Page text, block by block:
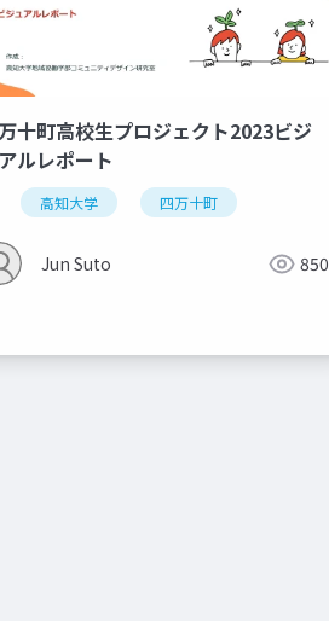
考
十町高校生プロジェクト2023ビジ
ルレポート
高知大学 四万十町
Jun Suto 850